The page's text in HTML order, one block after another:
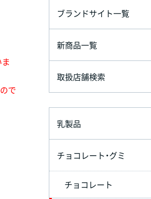
で
ブランドサイト一覧
新商品一覧
取扱店舗検索
乳製品
チョコレート・グミ
チョコレート